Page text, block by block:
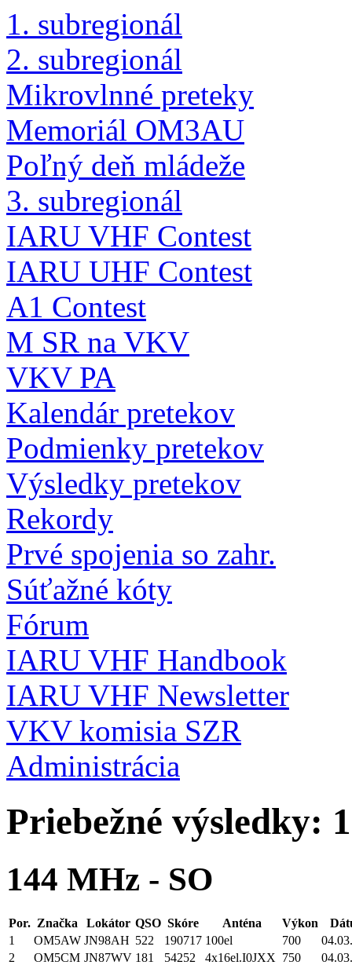
1. subregionál
2. subregionál
Mikrovlnné preteky
Memoriál OM3AU
Poľný deň mládeže
3. subregionál
IARU VHF Contest
IARU UHF Contest
A1 Contest
M SR na VKV
VKV PA
Kalendár pretekov
Podmienky pretekov
Výsledky pretekov
Rekordy
Prvé spojenia so zahr.
Súťažné kóty
Fórum
IARU VHF Handbook
IARU VHF Newsletter
VKV komisia SZR
Administrácia
Priebežné výsledky:
144 MHz - SO
Por. Značka Lokátor QSO Skóre Anténa Výkon
1
OM5AW JN98AH 522 190717 100el 700
2
OM5CM JN87WV 181 54252 4x16el.I0JXX 750